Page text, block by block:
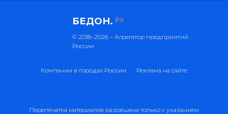
БЕДОН. РУ
© 2018–2026 – Агрегатор предприятий
России
Компании в городах России Реклама на сайте
Перепечатка материалов разрешена только с указанием